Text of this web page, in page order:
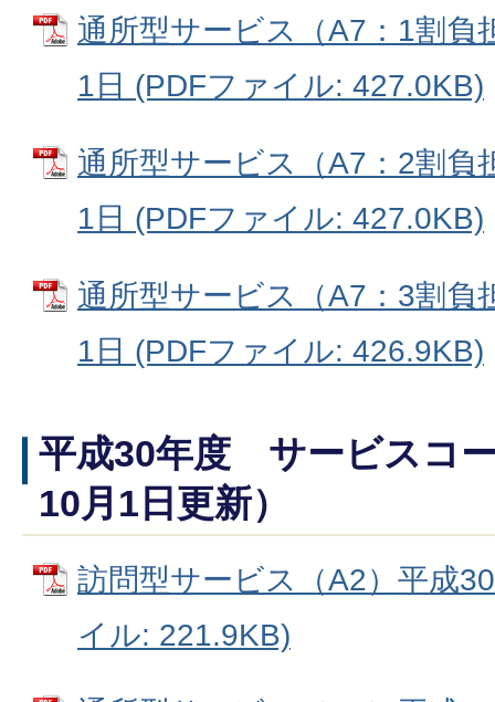
通所型サービス（A7：1割負
1日 (PDFファイル: 427.0KB)
通所型サービス（A7：2割負
1日 (PDFファイル: 427.0KB)
通所型サービス（A7：3割負
1日 (PDFファイル: 426.9KB)
平成30年度 サービスコ
10月1日更新）
訪問型サービス（A2）平成
イル: 221.9KB)